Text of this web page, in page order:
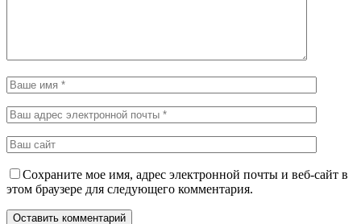
Сохраните мое имя, адрес электронной почты и веб-сайт в
этом браузере для следующего комментария.